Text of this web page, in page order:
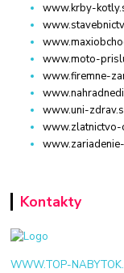
www.krby-
www.moto-
www.firemne-
www.uni-
www.zlatnictvo-
Kontakty
WWW.TOP-